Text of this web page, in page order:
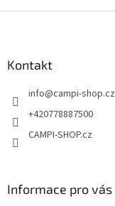
Kontakt
info@campi-shop.cz
+420778887500
CAMPI-SHOP.cz
Informace pro vás